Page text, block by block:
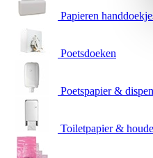
Papieren
Poetsdoeken
Poetspapier &
Toiletpapier &